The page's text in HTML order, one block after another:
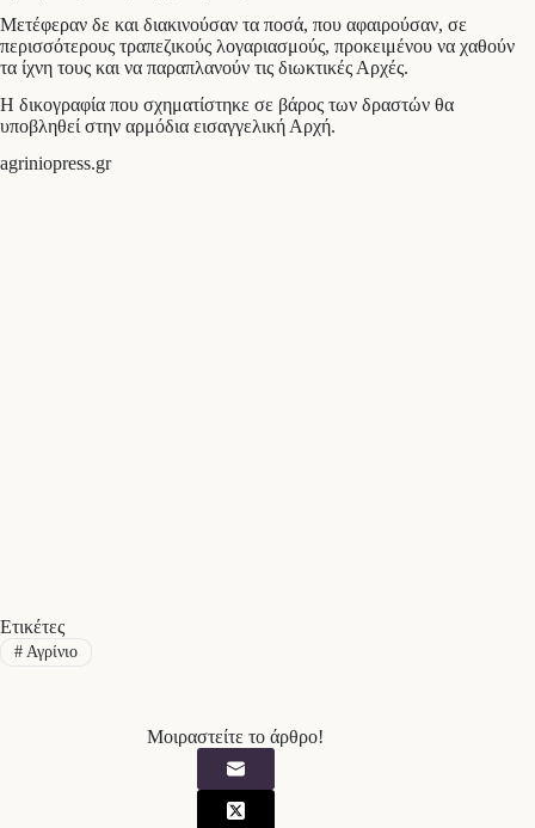
Μετέφεραν δε και διακινούσαν τα ποσά, που αφαιρούσαν, σε
περισσότερους τραπεζικούς λογαριασμούς, προκειμένου να χαθούν
τα ίχνη τους και να παραπλανούν τις διωκτικές Αρχές.
Η δικογραφία που σχηματίστηκε σε βάρος των δραστών θα
υποβληθεί στην αρμόδια εισαγγελική Αρχή.
agriniopress.gr
Ετικέτες
#Αγρίνιο
Μοιραστείτε το άρθρο!